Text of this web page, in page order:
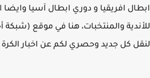
افريقيا و دوري ابطال آسيا وايضا
والمنتخبات، هنا في موقع (شبكة
كل جديد وحصري لكم عن اخبار الكرة